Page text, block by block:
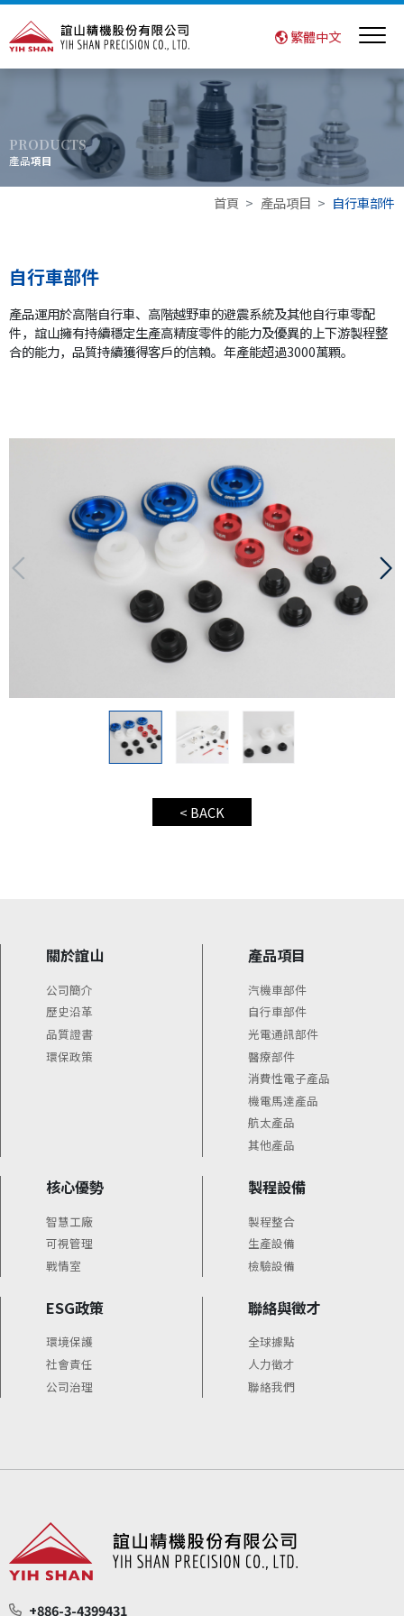
繁體中文
PRODUCTS
產品項目
首頁 產品項目 自行車部件
自行車部件
產品運用於高階自行車、高階越野車的避震系統及其他自行車零配
件，誼山擁有持續穩定生產高精度零件的能力及優異的上下游製程整
合的能力，品質持續獲得客戶的信賴。年產能超過3000萬顆。
< BACK
關於誼山
公司簡介
歷史沿革
品質證書
環保政策
產品項目
汽機車部件
自行車部件
光電通訊部件
醫療部件
消費性電子產品
機電馬達產品
航太產品
其他產品
核心優勢
智慧工廠
可視管理
戰情室
製程設備
製程整合
生產設備
檢驗設備
ESG政策
環境保護
社會責任
公司治理
聯絡與徵才
全球據點
人力徵才
聯絡我們
+886-3-4399431